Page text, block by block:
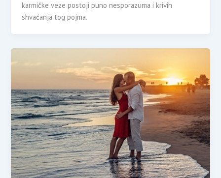
karmičke veze postoji puno nesporazuma i krivih
shvaćanja tog pojma.